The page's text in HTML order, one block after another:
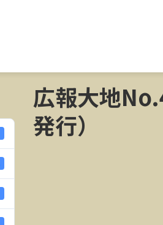
広報大地
発行）